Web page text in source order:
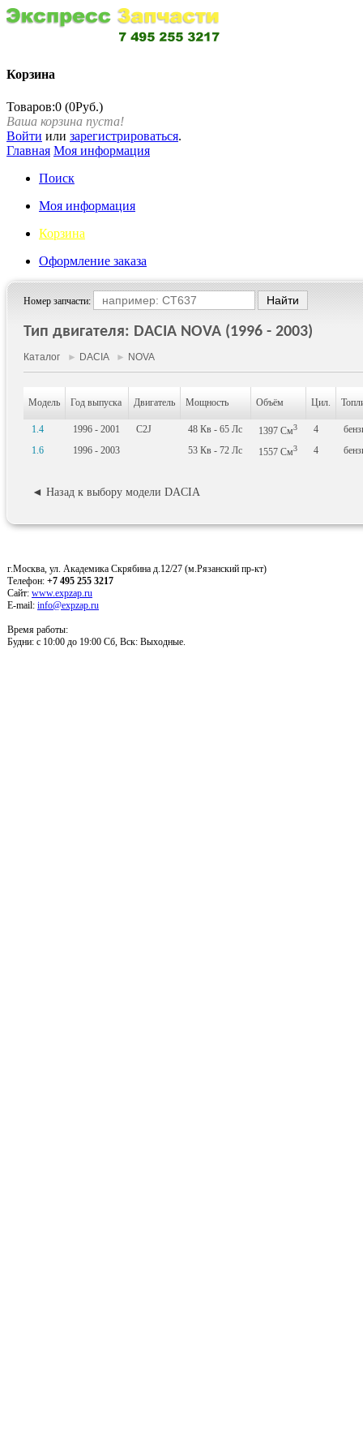
Корзина
Товаров:0 (0Руб.)
Ваша корзина пуста!
Войти или зарегистрироваться.
Главная Моя информация
Поиск
Моя информация
Корзина
Оформление заказа
Номер запчасти:
Тип двигателя: DACIA NOVA (1996 - 2003)
Каталог ► DACIA► NOVA
Модель Год выпуска Двигатель Мощность Объём Цил.
1.4 1996 - 2001 C2J 48 Кв - 65 Лс 1397 См3 4
1.6
1996 - 2003 53 Кв - 72 Лс 1557 См3 4
◄ Назад к выбору модели DACIA
г.Москва, ул. Академика Скрябина д.12/27 (м.Рязанский пр-кт)
Телефон: +7 495 255 3217
Сайт: www.expzap.ru
E-mail: info@expzap.ru
Время работы:
Будни: c 10:00 до 19:00 Сб, Вск: Выходные.